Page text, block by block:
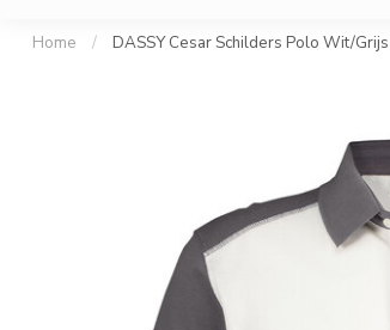
Home / DASSY Cesar Schilders Polo Wit/Grijs